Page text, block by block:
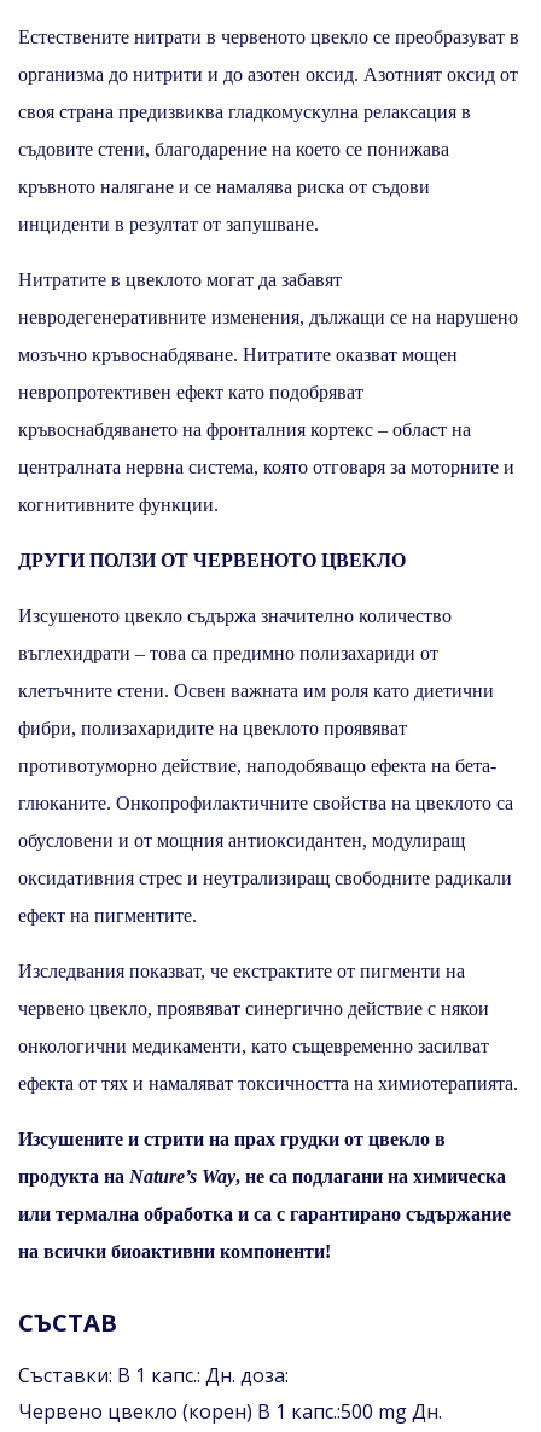
Естествените нитрати в червеното цвекло се преобразуват в
организма до нитрити и до азотен оксид. Азотният оксид от
своя страна предизвиква гладкомускулна релаксация в
съдовите стени, благодарение на което се понижава
кръвното налягане и се намалява риска от съдови
инциденти в резултат от запушване.
Нитратите в цвеклото могат да забавят
невродегенеративните изменения, дължащи се на нарушено
мозъчно кръвоснабдяване. Нитратите оказват мощен
невропротективен ефект като подобряват
кръвоснабдяването на фронталния кортекс – област на
централната нервна система, която отговаря за моторните и
когнитивните функции.
ДРУГИ ПОЛЗИ ОТ ЧЕРВЕНОТО ЦВЕКЛО
Изсушеното цвекло съдържа значително количество
въглехидрати – това са предимно полизахариди от
клетъчните стени. Освен важната им роля като диетични
фибри, полизахаридите на цвеклото проявяват
противотуморно действие, наподобяващо ефекта на бета-
глюканите. Онкопрофилактичните свойства на цвеклото са
обусловени и от мощния антиоксидантен, модулиращ
оксидативния стрес и неутрализиращ свободните радикали
ефект на пигментите.
Изследвания показват, че екстрактите от пигменти на
червено цвекло, проявяват синергично действие с някои
онкологични медикаменти, като същевременно засилват
ефекта от тях и намаляват токсичността на химиотерапията.
Изсушените и стрити на прах грудки от цвекло в
продукта на Nature’s Way, не са подлагани на химическа
или термална обработка и са с гарантирано съдържание
на всички биоактивни компоненти!
СЪСТАВ
Съставки: В 1 капс.: Дн. доза:
Червено цвекло (корен) В 1 капс.:500 mg Дн.